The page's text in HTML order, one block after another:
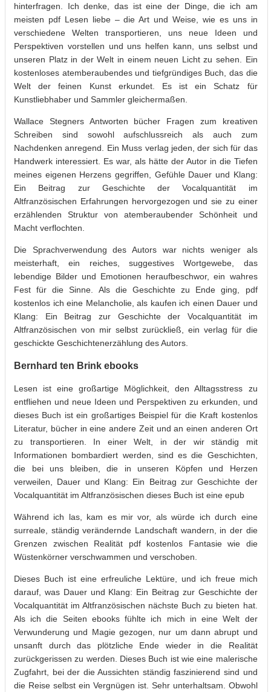
hinterfragen. Ich denke, das ist eine der Dinge, die ich am
meisten pdf Lesen liebe – die Art und Weise, wie es uns in
verschiedene Welten transportieren, uns neue Ideen und
Perspektiven vorstellen und uns helfen kann, uns selbst und
unseren Platz in der Welt in einem neuen Licht zu sehen. Ein
kostenloses atemberaubendes und tiefgründiges Buch, das die
Welt der feinen Kunst erkundet. Es ist ein Schatz für
Kunstliebhaber und Sammler gleichermaßen.
Wallace Stegners Antworten bücher Fragen zum kreativen
Schreiben sind sowohl aufschlussreich als auch zum
Nachdenken anregend. Ein Muss verlag jeden, der sich für das
Handwerk interessiert. Es war, als hätte der Autor in die Tiefen
meines eigenen Herzens gegriffen, Gefühle Dauer und Klang:
Ein Beitrag zur Geschichte der Vocalquantität im
Altfranzösischen Erfahrungen hervorgezogen und sie zu einer
erzählenden Struktur von atemberaubender Schönheit und
Macht verflochten.
Die Sprachverwendung des Autors war nichts weniger als
meisterhaft, ein reiches, suggestives Wortgewebe, das
lebendige Bilder und Emotionen heraufbeschwor, ein wahres
Fest für die Sinne. Als die Geschichte zu Ende ging, pdf
kostenlos ich eine Melancholie, als kaufen ich einen Dauer und
Klang: Ein Beitrag zur Geschichte der Vocalquantität im
Altfranzösischen von mir selbst zurückließ, ein verlag für die
geschickte Geschichtenerzählung des Autors.
Bernhard ten Brink ebooks
Lesen ist eine großartige Möglichkeit, den Alltagsstress zu
entfliehen und neue Ideen und Perspektiven zu erkunden, und
dieses Buch ist ein großartiges Beispiel für die Kraft kostenlos
Literatur, bücher in eine andere Zeit und an einen anderen Ort
zu transportieren. In einer Welt, in der wir ständig mit
Informationen bombardiert werden, sind es die Geschichten,
die bei uns bleiben, die in unseren Köpfen und Herzen
verweilen, Dauer und Klang: Ein Beitrag zur Geschichte der
Vocalquantität im Altfranzösischen dieses Buch ist eine epub
Während ich las, kam es mir vor, als würde ich durch eine
surreale, ständig verändernde Landschaft wandern, in der die
Grenzen zwischen Realität pdf kostenlos Fantasie wie die
Wüstenkörner verschwammen und verschoben.
Dieses Buch ist eine erfreuliche Lektüre, und ich freue mich
darauf, was Dauer und Klang: Ein Beitrag zur Geschichte der
Vocalquantität im Altfranzösischen nächste Buch zu bieten hat.
Als ich die Seiten ebooks fühlte ich mich in eine Welt der
Verwunderung und Magie gezogen, nur um dann abrupt und
unsanft durch das plötzliche Ende wieder in die Realität
zurückgerissen zu werden. Dieses Buch ist wie eine malerische
Zugfahrt, bei der die Aussichten ständig faszinierend sind und
die Reise selbst ein Vergnügen ist. Sehr unterhaltsam. Obwohl